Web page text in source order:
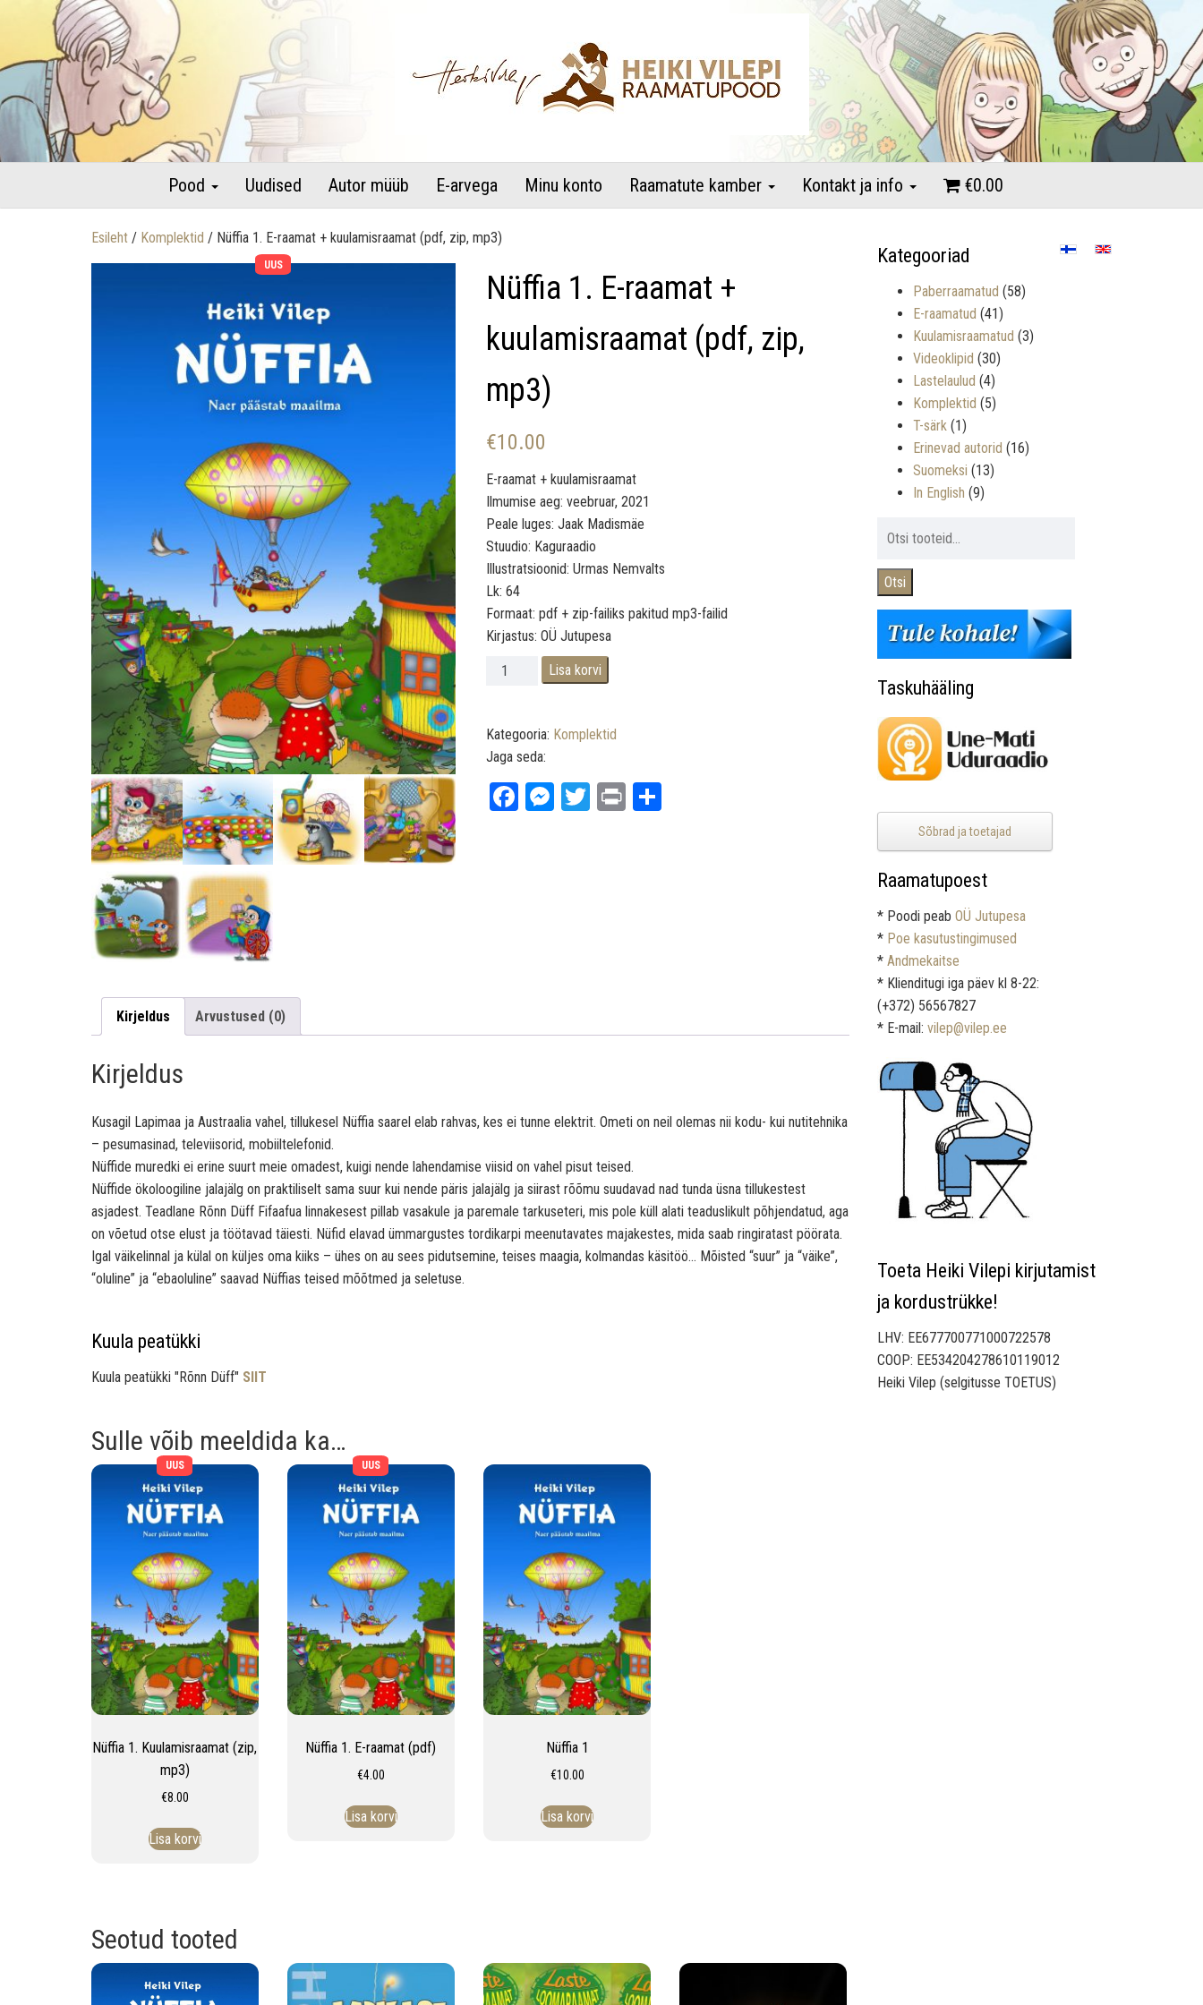
Lastekirjandus – Heiki Vilepi raamatupood
raamatud autori pühenduse ja autogrammiga
Pood
Uudised Autor müüb E-arvega Minu konto Raamatute kamber Kontakt ja info €0.00
Esileht / Komplektid / Nüffia 1. E-raamat + kuulamisraamat (pdf, zip, mp3)
UUS
Nüffia 1. E-raamat +
kuulamisraamat (pdf, zip,
mp3)
€10.00
E-raamat + kuulamisraamat
Ilmumise aeg: veebruar, 2021
Peale luges: Jaak Madismäe
Stuudio: Kaguraadio
Illustratsioonid: Urmas Nemvalts
Lk: 64
Formaat: pdf + zip-failiks pakitud mp3-failid
Kirjastus: OÜ Jutupesa
Nüffia 1. E-raamat + kuulamisraamat (pdf, zip, mp3) kogus
Lisa korvi
Kategooria: Komplektid
Jaga seda:
Fa M T
Pr Sh
Kirjeldus Arvustused (0)
Kirjeldus
Kusagil Lapimaa ja Austraalia vahel, tillukesel Nüffia saarel elab rahvas, kes ei tunne elektrit. Ometi on neil olemas nii kodu- kui nutitehnika
– pesumasinad, televiisorid, mobiiltelefonid.
Nüffide muredki ei erine suurt meie omadest, kuigi nende lahendamise viisid on vahel pisut teised.
Nüffide ökoloogiline jalajälg on praktiliselt sama suur kui nende päris jalajälg ja siirast rõõmu suudavad nad tunda üsna tillukestest
asjadest. Teadlane Rõnn Düff Fifaafua linnakesest pillab vasakule ja paremale tarkuseteri, mis pole küll alati teaduslikult põhjendatud, aga
on võetud otse elust ja töötavad täiesti. Nüfid elavad ümmargustes tordikarpi meenutavates majakestes, mida saab ringiratast pöörata.
Igal väikelinnal ja külal on küljes oma kiiks – ühes on au sees pidutsemine, teises maagia, kolmandas käsitöö… Mõisted “suur” ja “väike”,
“oluline” ja “ebaoluline” saavad Nüffias teised mõõtmed ja seletuse.
Kuula peatükki
Kuula peatükki "Rõnn Düff" SIIT
Sulle võib meeldida ka…
UUS
Nüffia 1. Kuulamisraamat (zip,
mp3)
€8.00
Lisa korvi
UUS
Nüffia 1. E-raamat (pdf)
€4.00
Lisa korvi
Nüffia 1
€10.00
Lisa korvi
Seotud tooted
Kategooriad
Paberraamatud (58)
E-raamatud (41)
Kuulamisraamatud (3)
Videoklipid (30)
Lastelaulud (4)
Komplektid (5)
T-särk (1)
Erinevad autorid (16)
Suomeksi (13)
In English (9)
Otsi
Taskuhääling
Sõbrad ja toetajad
Raamatupoest
* Poodi peab OÜ Jutupesa
* Poe kasutustingimused
* Andmekaitse
* Klienditugi iga päev kl 8-22:
(+372) 56567827
* E-mail: vilep@vilep.ee
Toeta Heiki Vilepi kirjutamist
ja kordustrükke!
LHV: EE677700771000722578
COOP: EE534204278610119012
Heiki Vilep (selgitusse TOETUS)